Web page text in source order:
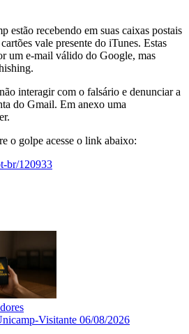
estão recebendo em suas caixas postais
vale presente do iTunes. Estas
um e-mail válido do Google, mas
interagir com o falsário e denunciar a
do Gmail. Em anexo uma
o golpe acesse o link abaixo:
br/120933
Visitante 06/08/2026